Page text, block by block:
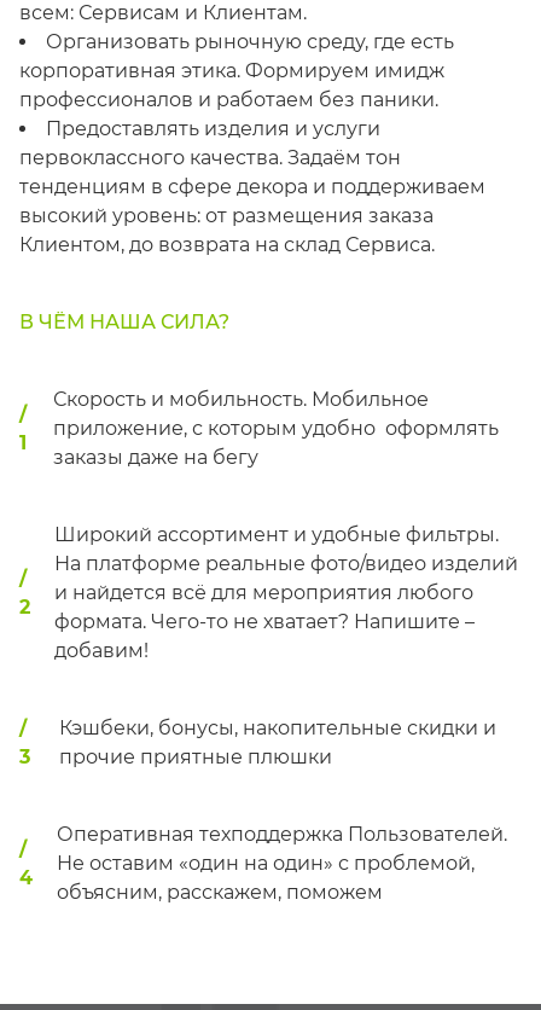
всем: Сервисам и Клиентам.
Организовать рыночную среду, где есть
корпоративная этика. Формируем имидж
профессионалов и работаем без паники.
Предоставлять изделия и услуги
первоклассного качества. Задаём тон
тенденциям в сфере декора и поддерживаем
высокий уровень: от размещения заказа
Клиентом, до возврата на склад Сервиса.
В ЧЁМ НАША СИЛА?
/
1
Скорость и мобильность. Мобильное
приложение, с которым удобно оформлять
заказы даже на бегу
/
2
Широкий ассортимент и удобные фильтры.
На платформе реальные фото/видео изделий
и найдется всё для мероприятия любого
формата. Чего-то не хватает? Напишите –
добавим!
/
3
Кэшбеки, бонусы, накопительные скидки и
прочие приятные плюшки
/
4
Оперативная техподдержка Пользователей.
Не оставим «один на один» с проблемой,
объясним, расскажем, поможем